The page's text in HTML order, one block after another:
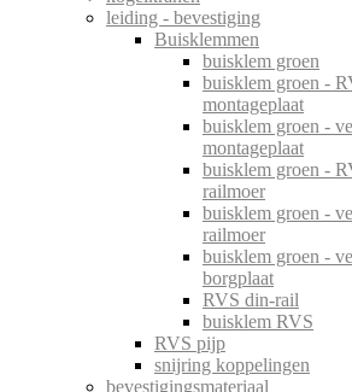
leiding - bevestiging
Buisklemmen
buisklem groen
buisklem groen -
montageplaat
buisklem groen -
montageplaat
buisklem groen -
railmoer
buisklem groen -
railmoer
buisklem groen -
borgplaat
RVS din-rail
buisklem RVS
RVS pijp
snijring koppelingen
bevestigingsmateriaal